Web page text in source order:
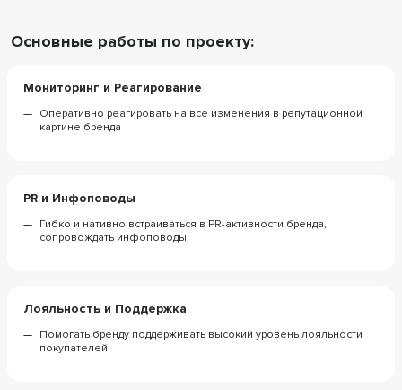
Основные работы по проекту:
Мониторинг и Реагирование
Оперативно реагировать на все изменения в репутационной
картине бренда
PR и Инфоповоды
Гибко и нативно встраиваться в PR-активности бренда,
сопровождать инфоповоды
Лояльность и Поддержка
Помогать бренду поддерживать высокий уровень лояльности
покупателей